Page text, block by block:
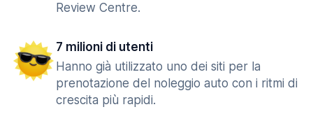
Review Centre.
7 milioni di utenti
Hanno già utilizzato uno dei siti per la
prenotazione del noleggio auto con i ritmi di
crescita più rapidi.